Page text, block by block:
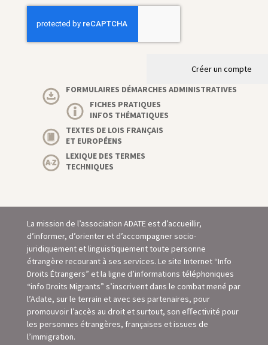
Créer un compte
FORMULAIRES DÉMARCHES ADMINISTRATIVES
FICHES PRATIQUES
INFOS THÉMATIQUES
TEXTES DE LOIS FRANÇAIS
ET EUROPÉENS
LEXIQUE DES TERMES
TECHNIQUES
La mission de l’association ADATE est d’accueillir,
d’informer, d’orienter et d’accompagner socio-
juridiquement et linguistiquement toute personne
étrangère recourant à ses services. Le site Internet “Info
Droits Étrangers” et la ligne d’informations téléphoniques
“info Droits Migrants” s’inscrivent dans le combat mené par
l’Adate, sur le terrain et avec ses partenaires, pour
promouvoir l’accès au droit et surtout, son eﬀectivité pour
les personnes étrangères, françaises et issues de
l’immigration.